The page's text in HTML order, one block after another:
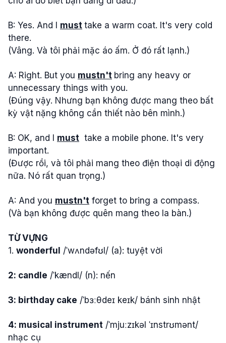
B: Yes. And I must take a warm coat. It's very cold
there.
(Vâng. Và tôi phải mặc áo ấm. Ở đó rất lạnh.)
A: Right. But you mustn't bring any heavy or
unnecessary things with you.
(Đúng vậy. Nhưng bạn không được mang theo bất
kỳ vật nặng không cần thiết nào bên mình.)
B: OK, and I must take a mobile phone. It's very
important.
(Được rồi, và tôi phải mang theo điện thoại di động
nữa. Nó rất quan trọng.)
A: And you mustn't forget to bring a compass.
(Và bạn không được quên mang theo la bàn.)
TỪ VỰNG
1. wonderful /ˈwʌndəfʊl/ (a): tuyệt vời
2: candle /ˈkændl/ (n): nến
3: birthday cake /ˈbɜːθdeɪ keɪk/ bánh sinh nhật
4: musical instrument /ˈmjuːzɪkəl ˈɪnstrʊmənt/
nhạc cụ